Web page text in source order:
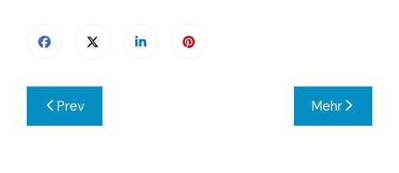
Beitragsnavigation
Prev Mehr